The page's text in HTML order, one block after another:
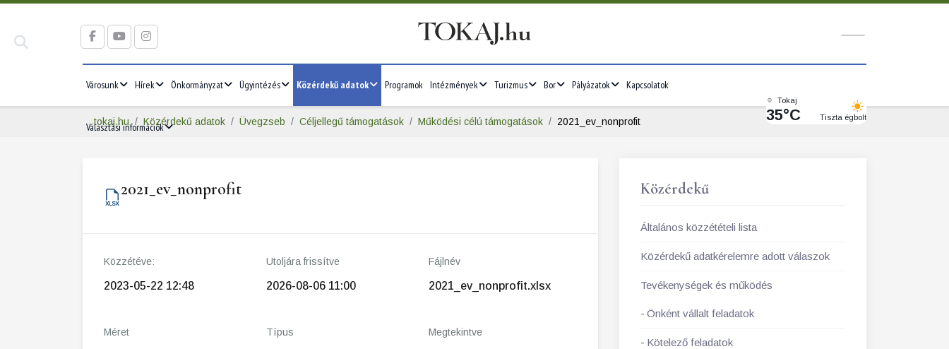
Városunk Hírek Önkormányzat Ügyintézés Közérdekű adatok Programok Intézmények Turizmus Bor Pályázatok Kapcsolatok
Választási információk
Tokaj
35°C Tiszta égbolt
tokaj.hu Közérdekű adatok Üvegzseb Céljellegű támogatások Működési célú támogatások 2021_ev_nonprofit
2021_ev_nonprofit
Közzétéve:
2023-05-22 12:48
Utoljára frissítve
2026-08-06 11:00
Fájlnév
2021_ev_nonprofit.xlsx
Méret Típus Megtekintve
Közérdekű
Általános közzétételi lista
Közérdekű adatkérelemre adott válaszok
Tevékenységek és működés
Önként vállalt feladatok
Kötelező feladatok